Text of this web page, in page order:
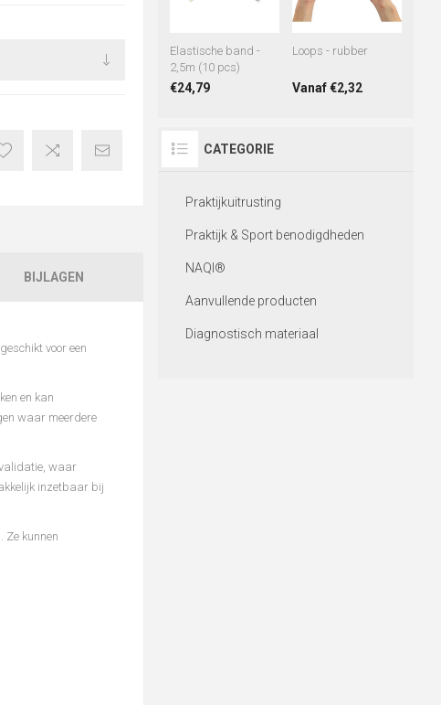
BIJLAGEN
voor een
en kan
waar meerdere
waar
inzetbaar bij
kunnen
Elastische band -
2,5m (10 pcs)
€24,79
Loops - rubber
Vanaf €2,32
CATEGORIE
Praktijkuitrusting
Praktijk & Sport benodigdheden
NAQI®
Aanvullende producten
Diagnostisch materiaal